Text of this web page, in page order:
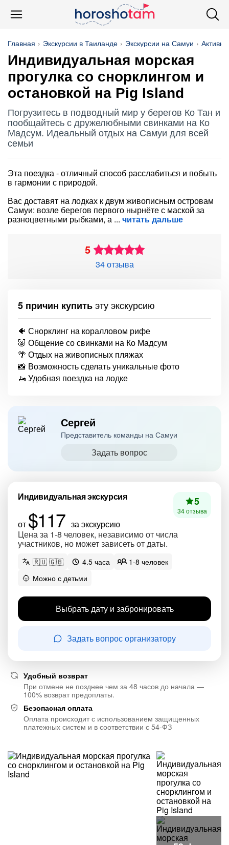
Главная Экскурсии в Таиланде Экскурсии на Самуи
Индивидуальная морская
прогулка со снорклингом и
остановкой на Pig Island
Погрузитесь в подводный мир у берегов Ко Тан и
пообщайтесь с дружелюбными свинками на Ко
Мадсум. Идеальный отдых на Самуи для всей
семьи
Эта поездка - отличный способ расслабиться и побыть
в гармонии с природой.
Вас доставят на лодках к двум живописным островам
Самуи: возле берегов первого нырнёте с маской за
разноцветными рыбками, а читать дальше
5
34 отзыва
5 причин купитьэту экскурсию
🐠 Снорклинг на коралловом рифе
🐷 Общение со свинками на Ко Мадсум
🌴 Отдых на живописных пляжах
📸 Возможность сделать уникальные фото
🚤 Удобная поездка на лодке
Сергей
Представитель команды на Самуи
Задать вопрос
Индивидуальная экскурсия
от $117 за экскурсию
Цена за 1-8 человек, независимо от числа
участников, но может зависеть от даты.
5
34 отзыва
🇷🇺 🇬🇧 4.5 часа
1-8 человек
Можно с детьми
Выбрать дату и забронировать
Задать вопрос организатору
Удобный возврат
При отмене не позднее чем за 48 часов до начала —
100% возврат предоплаты.
Безопасная оплата
Оплата происходит с использованием защищенных
платежных систем и в соответствии с 54-ФЗ